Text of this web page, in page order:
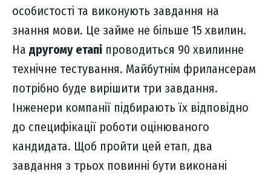
особистості та виконують завдання на
знання мови. Це займе не більше 15 хвилин.
На другому етапі проводиться 90 хвилинне
технічне тестування. Майбутнім фрилансерам
потрібно буде вирішити три завдання.
Інженери компанії підбирають їх відповідно
до специфікації роботи оцінюваного
кандидата. Щоб пройти цей етап, два
завдання з трьох повинні бути виконані